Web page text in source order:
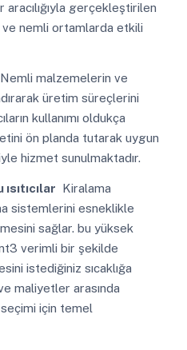
aracılığıyla gerçekleştirilen
nemli ortamlarda etkili
Nemli malzemelerin ve
üretim süreçlerini
kullanımı oldukça
ön planda tutarak uygun
hizmet sunulmaktadır.
Kiralama
sistemlerini esneklikle
sağlar. bu yüksek
verimli bir şekilde
istediğiniz sıcaklığa
maliyetler arasında
için temel